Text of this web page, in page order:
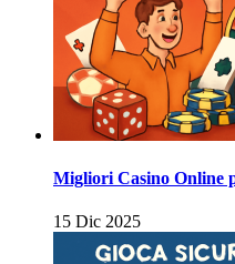
Migliori Casino Online
15 Dic 2025